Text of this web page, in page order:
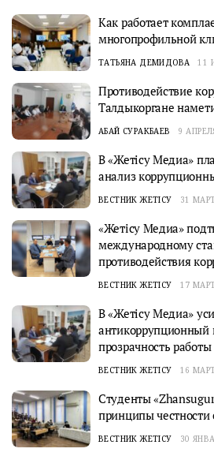
Как работает
многопрофильной
ТАТЬЯНА ДЕМИДОВА 11
Противодействие
Талдыкоргане
АБАЙ СУРАКБАЕВ 9
В «Жетісу Медиа»
анализ
ВЕСТНИК ЖЕТІСУ 31
«Жетісу Медиа»
международному
противодействия
ВЕСТНИК ЖЕТІСУ 17
В «Жетісу Медиа»
антикоррупционный
прозрачность работы
ВЕСТНИК ЖЕТІСУ 16
Студенты
принципы честности
ВЕСТНИК ЖЕТІСУ 30